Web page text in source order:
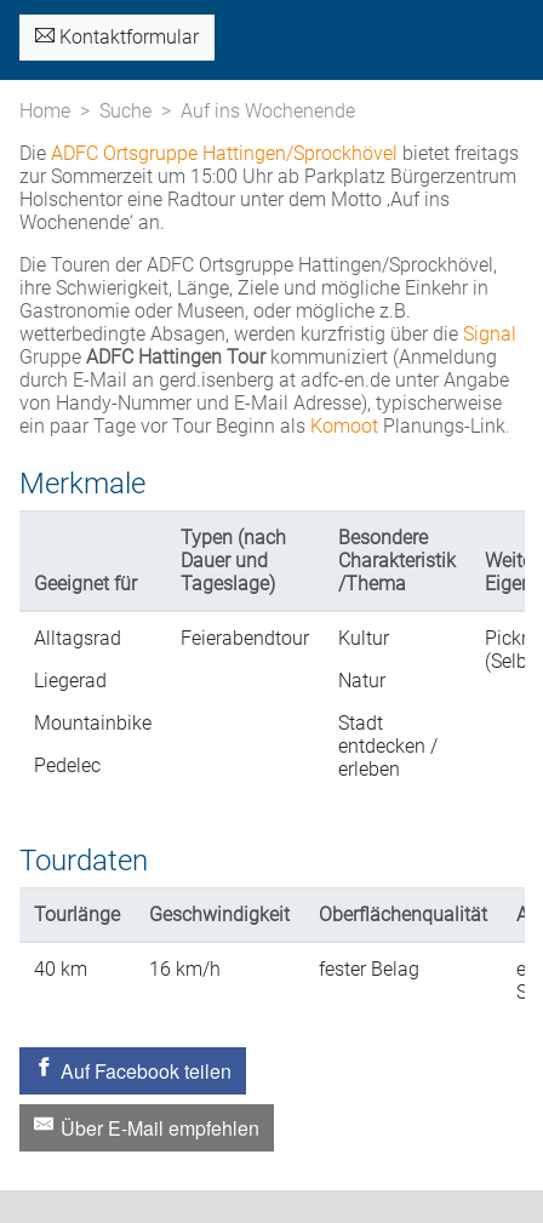
Kontaktformular
Home Suche
Auf ins Wochenende
Die ADFC Ortsgruppe Hattingen/Sprockhövel bietet freitags
zur Sommerzeit um 15:00 Uhr ab Parkplatz Bürgerzentrum
Holschentor eine Radtour unter dem Motto ‚Auf ins
Wochenende‘ an.
Die Touren der ADFC Ortsgruppe Hattingen/Sprockhövel,
ihre Schwierigkeit, Länge, Ziele und mögliche Einkehr in
Gastronomie oder Museen, oder mögliche z.B.
wetterbedingte Absagen, werden kurzfristig über die Signal
Gruppe ADFC Hattingen Tourkommuniziert (Anmeldung
durch E-Mail an gerd.isenberg at adfc-en.de unter Angabe
von Handy-Nummer und E-Mail Adresse), typischerweise
ein paar Tage vor Tour Beginn als Komoot Planungs-Link.
Merkmale
Geeignet für
Typen (nach
Dauer und
Tageslage)
Besondere
Charakteristik
/Thema
Alltagsrad
Liegerad
Mountainbike
Pedelec
Feierabendtour
Kultur
Natur
Stadt
entdecken /
erleben
Tourdaten
Tourlänge Geschwindigkeit Oberflächenqualität
40 km 16 km/h fester Belag
Auf Facebook teilen
Über E-Mail empfehlen